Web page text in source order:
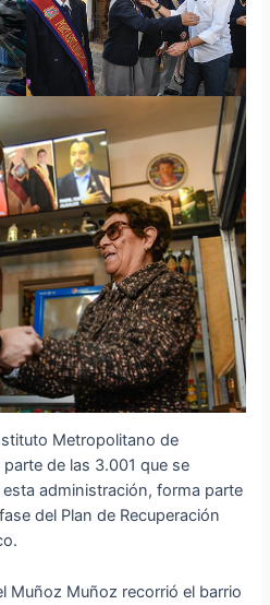
Metropolitano de
de las 3.001 que se
administración, forma parte
del Plan de Recuperación
Muñoz Muñoz recorrió el barrio